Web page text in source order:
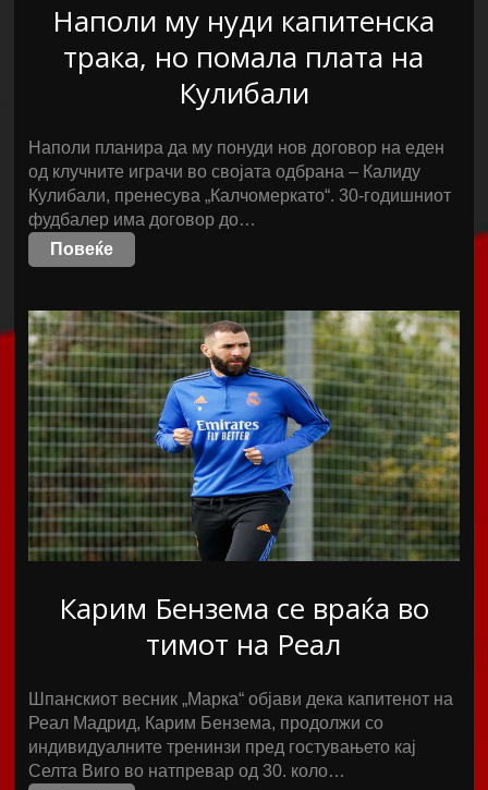
Наполи му нуди капитенска
трака, но помала плата на
Кулибали
Наполи планира да му понуди нов договор на еден
од клучните играчи во својата одбрана – Калиду
Кулибали, пренесува „Калчомеркато“. 30-годишниот
фудбалер има договор до…
Повеќе
Карим Бензема се враќа во
тимот на Реал
Шпанскиот весник „Марка“ објави дека капитенот на
Реал Мадрид, Карим Бензема, продолжи со
индивидуалните тренинзи пред гостувањето кај
Селта Виго во натпревар од 30. коло…